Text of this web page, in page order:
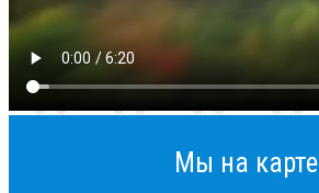
Мы на карте